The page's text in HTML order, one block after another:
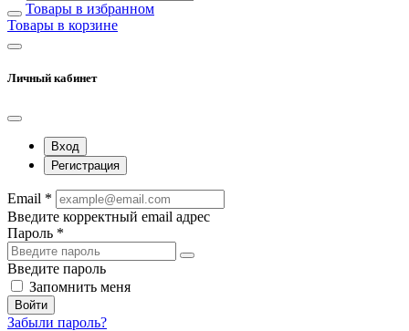
Товары в избранном
Товары в корзине
Личный кабинет
Вход
Регистрация
Email *
Введите корректный email адрес
Пароль *
Введите пароль
Запомнить меня
Войти
Забыли пароль?